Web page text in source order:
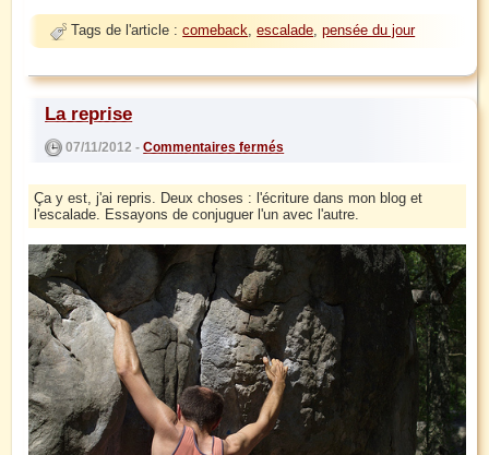
Tags de l'article :comeback,escalade,pensée du jour
La reprise
07/11/2012 -Commentaires fermés
Ça y est, j'ai repris. Deux choses : l'écriture dans mon blog et
l'escalade. Essayons de conjuguer l'un avec l'autre.